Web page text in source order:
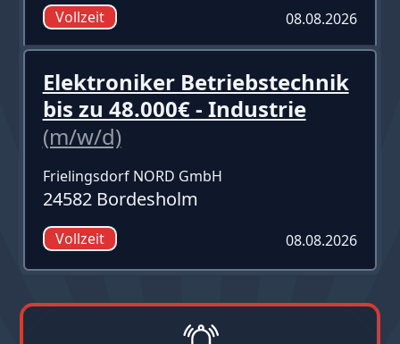
Vollzeit 08.08.2026
Elektroniker Betriebstechnik
bis zu 48.000€ - Industrie
(m/w/d)
Frielingsdorf NORD GmbH
24582 Bordesholm
Vollzeit 08.08.2026